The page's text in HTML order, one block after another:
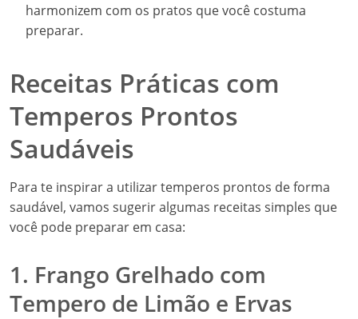
harmonizem com os pratos que você costuma
preparar.
Receitas Práticas com
Temperos Prontos
Saudáveis
Para te inspirar a utilizar temperos prontos de forma
saudável, vamos sugerir algumas receitas simples que
você pode preparar em casa:
1. Frango Grelhado com
Tempero de Limão e Ervas